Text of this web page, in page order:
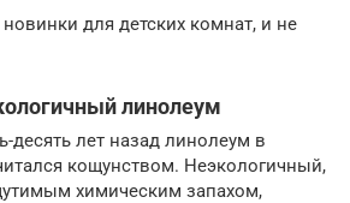
для детских комнат, и не
линолеум
десять лет назад линолеум в
кощунством. Неэкологичный,
химическим запахом,